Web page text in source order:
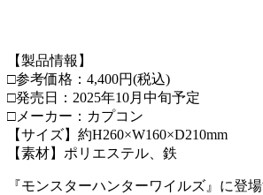
【製品情報】
□参考価格：4,400円(税込)
□発売日：2025年10月中旬予定
□メーカー：カプコン
【サイズ】約H260×W160×D210mm
【素材】ポリエステル、鉄
『モンスターハンターワイルズ』に登